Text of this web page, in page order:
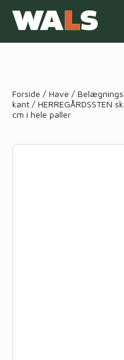
Forside / Have /
kant / HERREGÅRDSSTEN
cm i hele paller